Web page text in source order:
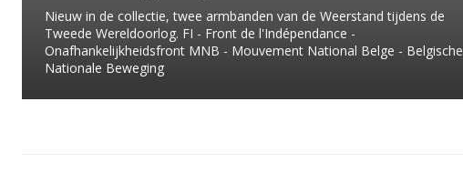
Nieuw in de collectie, twee armbanden van de Weerstand tijdens de
Tweede Wereldoorlog. FI - Front de l'Indépendance -
Onafhankelijkheidsfront MNB - Mouvement National Belge - Belgische
Nationale Beweging